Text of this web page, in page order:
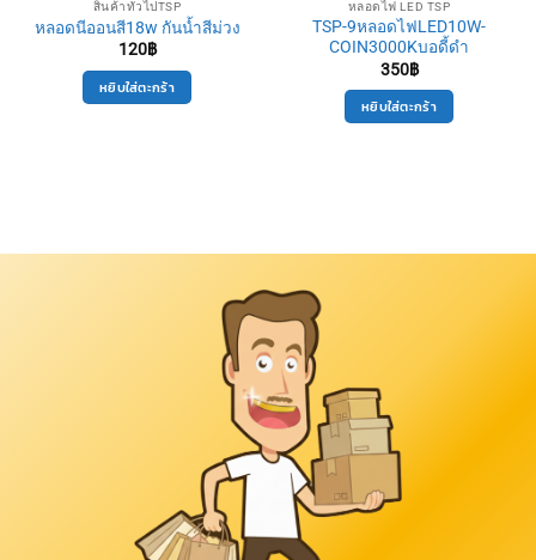
สินค้าทั่วไปTSP
หลอดนีออนสี18w กันน้ำสีม่วง
120฿
หยิบใส่ตะกร้า
หลอดไฟ LED TSP
TSP-9หลอดไฟLED10W-
COIN3000Kบอดี้ดำ
350฿
หยิบใส่ตะกร้า